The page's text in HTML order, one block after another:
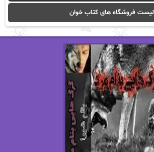
ا_اصغرزاده
از نیلوفر لاری
استل مسکم
اصغر زاده
اکرم محمدی
الف صاد
الکساندر دوما
لیست فروشگاه های کتاب خوان